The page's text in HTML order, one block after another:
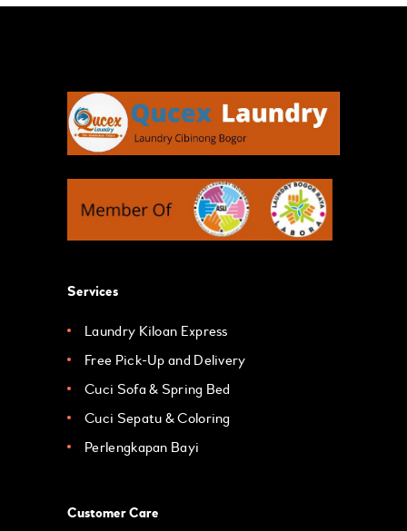
Services
Laundry Kiloan Express
Free Pick-Up and Delivery
Cuci Sofa & Spring Bed
Cuci Sepatu & Coloring
Perlengkapan Bayi
Customer Care